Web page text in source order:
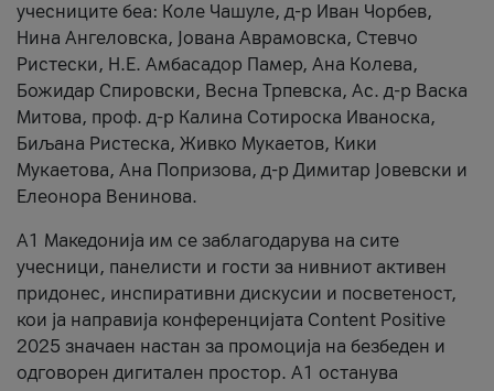
учесниците беа: Коле Чашуле, д-р Иван Чорбев,
Нина Ангеловска, Јована Аврамовска, Стевчо
Ристески, Н.Е. Амбасадор Памер, Ана Колева,
Божидар Спировски, Весна Трпевска, Ас. д-р Васка
Митова, проф. д-р Калина Сотироска Иваноска,
Биљана Ристеска, Живко Мукаетов, Кики
Мукаетова, Ана Попризова, д-р Димитар Јовевски и
Елеонора Венинова.
А1 Македонија им се заблагодарува на сите
учесници, панелисти и гости за нивниот активен
придонес, инспиративни дискусии и посветеност,
кои ја направија конференцијата Content Positive
2025 значаен настан за промоција на безбеден и
одговорен дигитален простор. А1 останува